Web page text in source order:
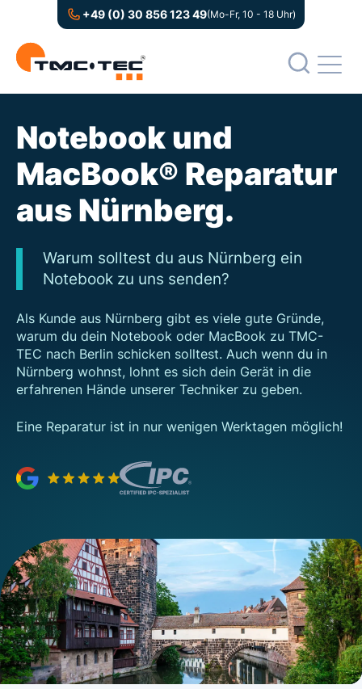
+49 (0) 30 856 123 49(Mo-Fr, 10 - 18 Uhr)
Notebook und
MacBook® Reparatur
aus Nürnberg.
Warum solltest du aus Nürnberg ein
Notebook zu uns senden?
Als Kunde aus Nürnberg gibt es viele gute Gründe,
warum du dein Notebook oder MacBook zu TMC-
TEC nach Berlin schicken solltest. Auch wenn du in
Nürnberg wohnst, lohnt es sich dein Gerät in die
erfahrenen Hände unserer Techniker zu geben.
Eine Reparatur ist in nur wenigen Werktagen möglich!